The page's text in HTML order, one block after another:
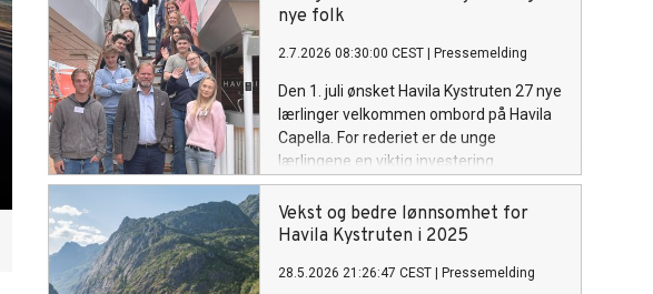
nye folk
2.7.2026 08:30:00 CEST Pressemelding
Den 1. juli ønsket Havila Kystruten 27 nye
lærlinger velkommen ombord på Havila
Capella. For rederiet er de unge
lærlingene en viktig investering.
Vekst og bedre lønnsomhet for
Havila Kystruten i 2025
28.5.2026 21:26:47 CEST Pressemelding